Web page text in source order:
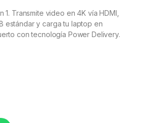
1. Transmite video en 4K vía HDMI,
estándar y carga tu laptop en
con tecnología Power Delivery.